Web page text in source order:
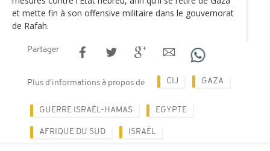
et mette fin à son offensive militaire dans le gouvernorat
de Rafah.
Partager
Plus d'informations à propos de CIJ GAZA
GUERRE ISRAËL-HAMAS EGYPTE
AFRIQUE DU SUD ISRAËL